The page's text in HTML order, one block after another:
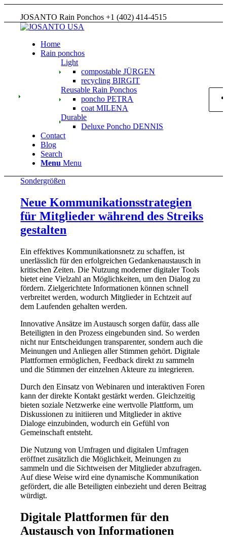
JOSANTO Rain Ponchos +1 (402) 414-4515
Home
Rain ponchos
Light
compostable JÜRGEN
recycling BIRGIT
Reusable Rain Ponchos
poncho PETRA
coat MILENA
Durable
Deluxe Poncho DENNIS
Contact
Blog
Search
Menu Menu
Sondergrößen
Neue Kommunikationsstrategien
für Mitglieder während des Streiks
gestalten
Ein effektives Kommunikationsnetz zu schaffen, ist
unerlässlich für den erfolgreichen Gedankenaustausch in
kritischen Zeiten. Die Nutzung moderner digitaler Tools
bietet eine Vielzahl an Möglichkeiten, um den Dialog zu
fördern. Zielgerichtete Informationen können schnell
verbreitet werden, wodurch Mitglieder in Echtzeit auf
dem Laufenden gehalten werden.
Innovative Ansätze im Austausch sorgen dafür, dass alle
Beteiligten in den Prozess eingebunden sind. So werden
nicht nur Entscheidungen transparenter, sondern auch die
Meinungen und Anliegen aller Stimmen gehört. Digitale
Plattformen ermöglichen, Feedback direkt zu sammeln
und die Stimmen der einzelnen Akteure zu integrieren.
Durch den Einsatz von Webinaren und interaktiven Foren
kann der direkte Kontakt gestärkt werden. Gleichzeitig
bieten soziale Netzwerke eine wertvolle Plattform, um
Diskussionen zu initiieren und Mitglieder in aktive
Dialoge einzubinden, wodurch ein Gefühl von
Gemeinschaft entsteht.
Die Nutzung von Umfragen und digitalen Umfragen
eröffnet zusätzlich die Möglichkeit, Meinungen zu
sammeln und die Sichtweisen der Mitglieder abzufragen.
Auf diese Weise wird eine dynamische Kommunikation
gefördert, die alle Beteiligten einbezieht und deren Beitrag
würdigt.
Digitale Plattformen für den
Austausch von Informationen